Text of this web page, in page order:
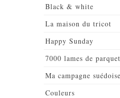
Black & white
La maison du tricot
Happy Sunday
7000 lames de
Ma campagne suédoise
Couleurs